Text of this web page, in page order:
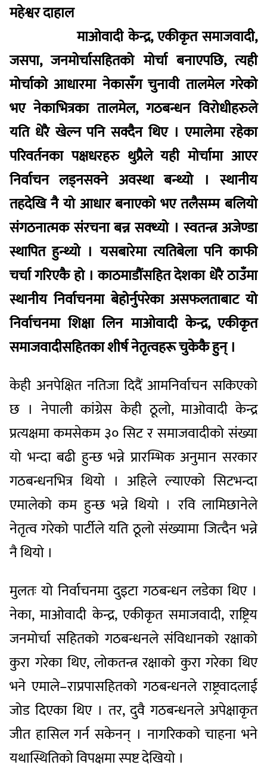
महेश्वर दाहाल
माओवादी केन्द्र, एकीकृत समाजवादी,
जसपा, जनमोर्चासहितको मोर्चा बनाएपछि, त्यही
मोर्चाको आधारमा नेकासँग चुनावी तालमेल गरेको
भए नेकाभित्रका तालमेल, गठबन्धन विरोधीहरुले
यति धेरै खेल्न पनि सक्दैन थिए । एमालेमा रहेका
परिवर्तनका पक्षधरहरु थुप्रैले यही मोर्चामा आएर
निर्वाचन लड्नसक्ने अवस्था बन्थ्यो । स्थानीय
तहदेखि नै यो आधार बनाएको भए तलैसम्म बलियो
संगठनात्मक संरचना बन्न सक्थ्यो । स्वतन्त्र अजेण्डा
स्थापित हुन्थ्यो । यसबारेमा त्यतिबेला पनि काफी
चर्चा गरिएकै हो । काठमाडौंसहित देशका धेरै ठाउँमा
स्थानीय निर्वाचनमा बेहोर्नुपरेका असफलताबाट यो
निर्वाचनमा शिक्षा लिन माओवादी केन्द्र, एकीकृत
समाजवादीसहितका शीर्ष नेतृत्वहरू चुकेकै हुन् ।
केही अनपेक्षित नतिजा दिदैं आमनिर्वाचन सकिएको
छ । नेपाली कांग्रेस केही ठूलो, माओवादी केन्द्र
प्रत्यक्षमा कमसेकम ३० सिट र समाजवादीको संख्या
यो भन्दा बढी हुन्छ भन्ने प्रारम्भिक अनुमान सरकार
गठबन्धनभित्र थियो । अहिले ल्याएको सिटभन्दा
एमालेको कम हुन्छ भन्ने थियो । रवि लामिछानेले
नेतृत्व गरेको पार्टीले यति ठूलो संख्यामा जित्दैन भन्ने
नै थियो ।
मुलतः यो निर्वाचनमा दुइटा गठबन्धन लडेका थिए ।
नेका, माओवादी केन्द्र, एकीकृत समाजवादी, राष्ट्रिय
जनमोर्चा सहितको गठबन्धनले संविधानको रक्षाको
कुरा गरेका थिए, लोकतन्त्र रक्षाको कुरा गरेका थिए
भने एमाले–राप्रपासहितको गठबन्धनले राष्ट्रवादलाई
जोड दिएका थिए । तर, दुवै गठबन्धनले अपेक्षाकृत
जीत हासिल गर्न सकेनन् । नागरिकको चाहना भने
यथास्थितिको विपक्षमा स्पष्ट देखियो ।